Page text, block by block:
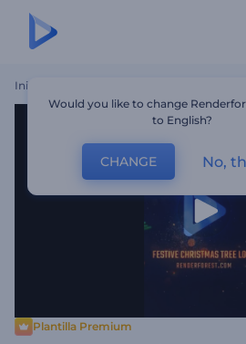
Inicio
Plantilla Premium
Would you like to change
to English?
CHANGE No,